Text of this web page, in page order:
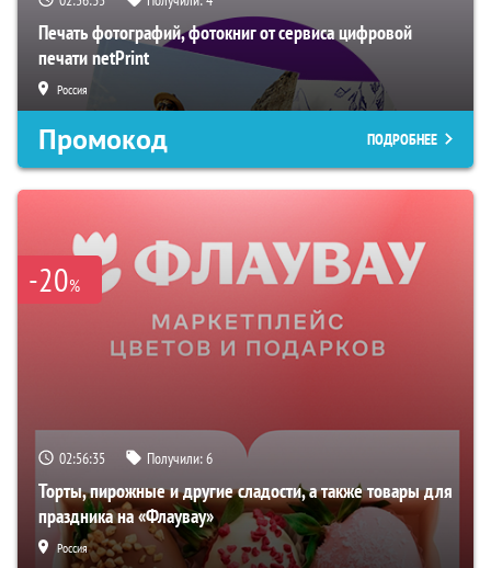
Печать фотографий, фотокниг от сервиса цифровой
печати netPrint
Россия
Промокод ПОДРОБНЕЕ
-20%
02:56:34 Получили:6
Торты, пирожные и другие сладости, а также товары для
праздника на «Флаувау»
Россия